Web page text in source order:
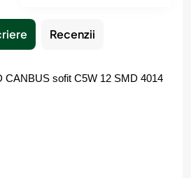
Recenzii
CANBUS sofit C5W 12 SMD 4014